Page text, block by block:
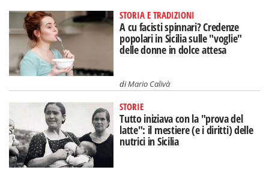
STORIA E TRADIZIONI
A cu facisti spinnari? Credenze
popolari in Sicilia sulle "voglie"
delle donne in dolce attesa
diMario Calivà
STORIE
Tutto iniziava con la "prova del
latte": il mestiere (e i diritti) delle
nutrici in Sicilia